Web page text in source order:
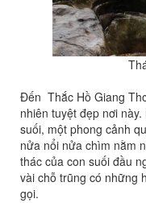
Đến Thắc Hồ Giang
nhiên tuyệt đẹp nơi
suối, một phong cảnh
nửa nổi nửa chìm nằm
thác của con suối đầu
vài chỗ trũng có những
gọi.